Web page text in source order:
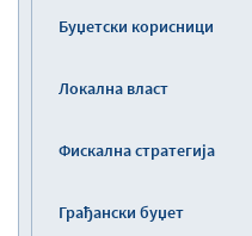
Буџетски корисници
Локална власт
Фискална стратегија
Грађански буџет